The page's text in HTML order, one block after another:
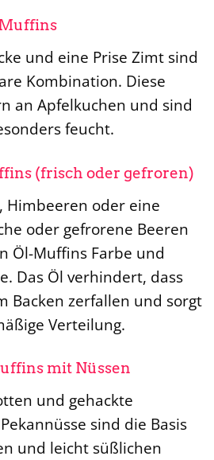
und eine Prise Zimt sind
Kombination. Diese
an Apfelkuchen und sind
feucht.
(frisch oder gefroren)
Himbeeren oder eine
oder gefrorene Beeren
Öl-Muffins Farbe und
Das Öl verhindert, dass
Backen zerfallen und sorgt
Verteilung.
mit Nüssen
und gehackte
sind die Basis
und leicht süßlichen